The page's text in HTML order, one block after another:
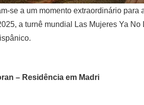
se a um momento extraordinário
a turnê mundial Las Mujeres Ya
– Residência em Madri